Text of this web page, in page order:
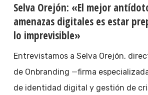
Selva Orejón: «El mejor
amenazas digitales es estar
lo imprevisible»
Entrevistamos a Selva Orejón,
de Onbranding —firma
de identidad digital y gestión de